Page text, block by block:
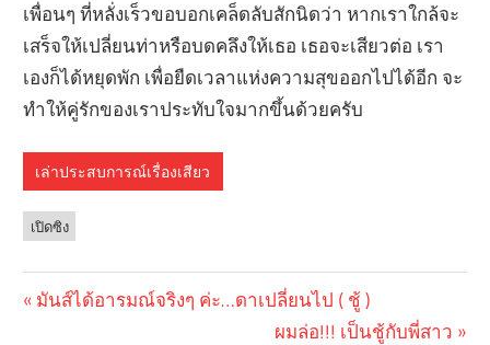
เพื่อนๆ ที่หลั่งเร็วขอบอกเคล็ดลับสักนิดว่า หากเราใกล้จะ
เสร็จให้เปลี่ยนท่าหรือบดคลึงให้เธอ เธอจะเสียวต่อ เรา
เองก็ได้หยุดพัก เพื่อยืดเวลาแห่งความสุขออกไปได้อีก จะ
ทำให้คู่รักของเราประทับใจมากขึ้นด้วยครับ
เล่าประสบการณ์เรื่องเสียว
เปิดซิง
Previous
มันส์ได้อารมณ์จริงๆ ค่ะ…ดาเปลี่ยนไป ( ชู้ )
Next
ผมล่อ!!! เป็นชู้กับพี่สาว